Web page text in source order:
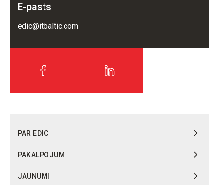
E-pasts
edic@itbaltic.com
PAR EDIC
PAKALPOJUMI
JAUNUMI